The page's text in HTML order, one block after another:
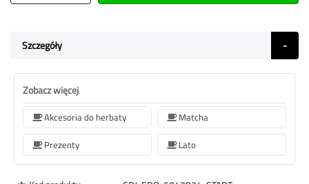
Szczegóły
Zobacz więcej
Akcesoria do herbaty
Matcha
Prezenty
Lato